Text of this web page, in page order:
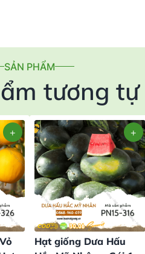
SẢN PHẨM
tương tự
Hạt giống Dưa Hấu